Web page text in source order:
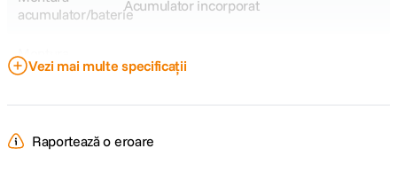
acumulator/baterieAcumulator incorporat
Montura
accesorii
Proprietar
Vezi mai multe specificații
Raportează o eroare